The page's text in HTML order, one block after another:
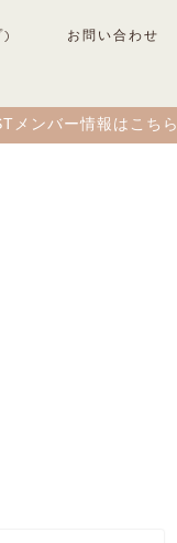
) お問い合わせ
メンバー情報はこちら